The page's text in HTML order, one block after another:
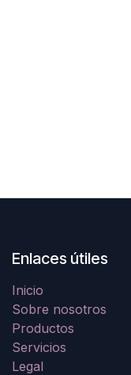
Enlaces útiles
Inicio
Sobre nosotros
Productos
Servicios
Legal